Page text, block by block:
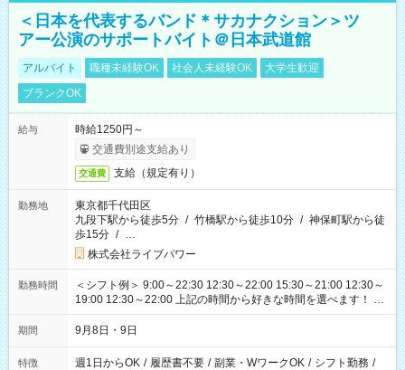
＜日本を代表するバンド＊サカナクション＞ツ
アー公演のサポートバイト＠日本武道館
アルバイト 職種未経験OK 社会人未経験OK
大学生歓迎
ブランクOK
給与
時給1250円～
交通費別途支給あり
交通費 支給（規定有り）
勤務地
東京都千代田区
九段下駅から徒歩5分 / 竹橋駅から徒歩10分 / 神保町駅から徒
歩15分 / …
株式会社ライブパワー
勤務時間
＜シフト例＞ 9:00～22:30 12:30～22:00 15:30～21:00 12:30～
19:00 12:30～22:00 上記の時間から好きな時間を選べます！ ※
時間は変更となる可能性があります
期間 9月8日・9日
特徴 週1日からOK / 履歴書不要 / 副業・WワークOK / シフト勤務 /